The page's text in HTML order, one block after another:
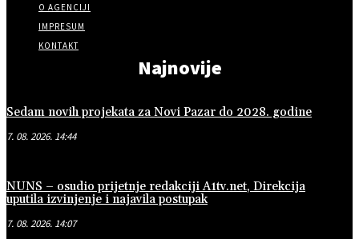
O AGENCIJI
IMPRESUM
KONTAKT
Najnovije
Sedam novih projekata za Novi Pazar do 2028. godine
7. 08. 2026. 14:44
NUNS – osudio prijetnje redakciji A1tv.net, Direkcija
uputila izvinjenje i najavila postupak
7. 08. 2026. 14:07